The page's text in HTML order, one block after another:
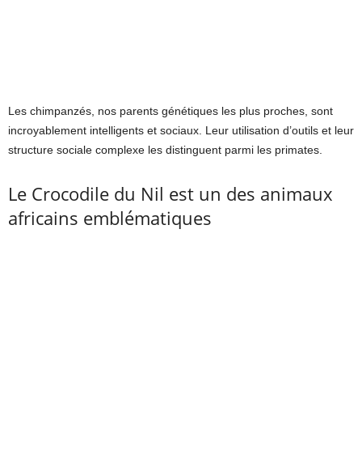
Les chimpanzés, nos parents génétiques les plus proches, sont
incroyablement intelligents et sociaux. Leur utilisation d’outils et leur
structure sociale complexe les distinguent parmi les primates.
Le Crocodile du Nil est un des animaux
africains emblématiques